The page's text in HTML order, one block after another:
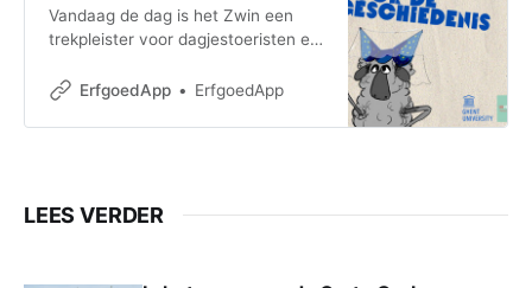
Vandaag de dag is het Zwin een
trekpleister voor dagjestoeristen en
200.000 bezoekers de natuur van
ErfgoedApp ErfgoedApp
LEES VERDER